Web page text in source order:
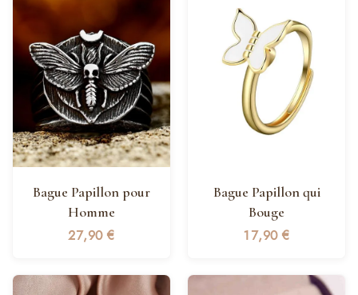
Bague Papillon pour
Homme
27,90€
Bague Papillon qui
Bouge
17,90€